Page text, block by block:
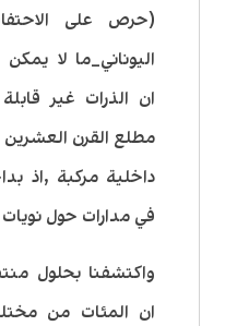
(حرص على
اليوناني_ما لا
ان الذرات غير
مطلع القرن العشرين
داخلية مركبة ,اذ
في مدارات حول
واكتشفنا بحلول
ان المئات من